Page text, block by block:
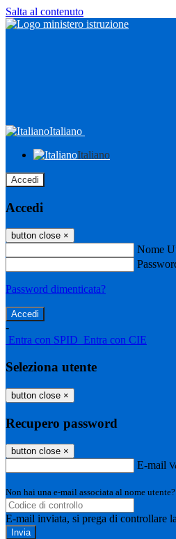
Salta al contenuto
Italiano
Italiano
Accedi
Accedi
button close ×
Nome
Password dimenticata?
-
Entra con SPID Entra con CIE
Seleziona utente
button close ×
Recupero password
button close ×
E-mail
Non hai una e-mail associata al nome
E-mail inviata, si prega di controllare